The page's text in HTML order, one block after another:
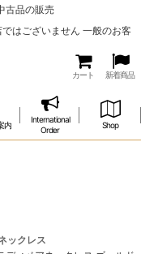
古品の販売
はございません 一般のお客
カート 新着商品
内
International
Order
Shop
ックレス